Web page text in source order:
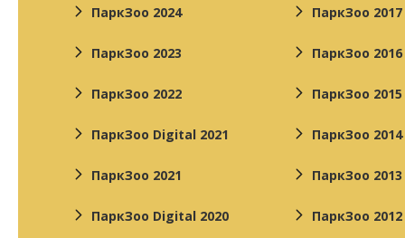
ПаркЗоо 2024
ПаркЗоо 2023
ПаркЗоо 2022
ПаркЗоо Digital 2021
ПаркЗоо 2021
ПаркЗоо Digital 2020
ПаркЗоо 2017
ПаркЗоо 2016
ПаркЗоо 2015
ПаркЗоо 2014
ПаркЗоо 2013
ПаркЗоо 2012